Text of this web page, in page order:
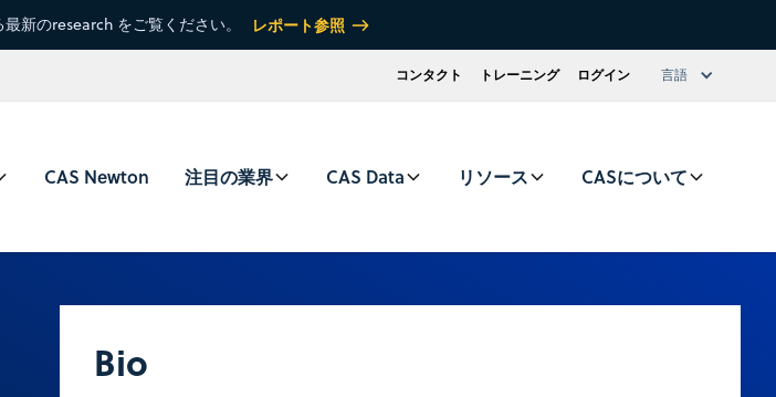
新のresearch をご覧ください。 レポート参照
コンタクト トレーニング ログイン 言語
CAS Newton 注目の業界 CAS Data リソース CASについて
Bio